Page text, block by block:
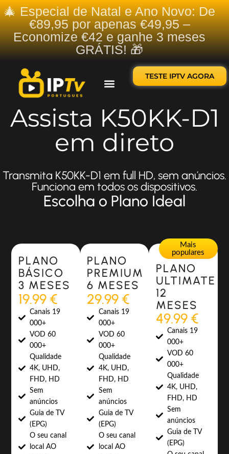
🎄 Especial de Natal e Ano Novo: De
€89,95 por apenas €49,95 –
Economize €42 e ganhe 3 meses
GRÁTIS! 🎁
TESTE IPTV AGORA
Assista K50KK-D1
em direto
Transmita K50KK-D1 em full HD, sem anúncios.
Funciona em todos os dispositivos.
Escolha o Plano Ideal
Most Popular
PLANO
BÁSICO
3 MESES
19.99 €
Canais 19
000+
VOD 60
000+
Qualidade
4K, UHD,
FHD, HD
Sem
anúncios
Guia de TV
(EPG)
O seu canal
local AO
Most Popular
PLANO
PREMIUM
6 MESES
29.99 €
Canais 19
000+
VOD 60
000+
Qualidade
4K, UHD,
FHD, HD
Sem
anúncios
Guia de TV
(EPG)
O seu canal
local AO
Mais
populares
PLANO
ULTIMATE
12
MESES
49.99 €
Canais 19
000+
VOD 60
000+
Qualidade
4K, UHD,
FHD, HD
Sem
anúncios
Guia de TV
(EPG)